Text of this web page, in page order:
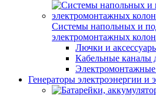
Системы напольных и
электромонтажных колон
Лючки и
Кабельные каналы
Генераторы электроэнергии и